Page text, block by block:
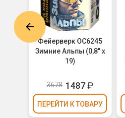
Фейерверк ОС6245
Зимние Альпы (0,8" х
19)
3678 1487₽
ПЕРЕЙТИ К ТОВАРУ